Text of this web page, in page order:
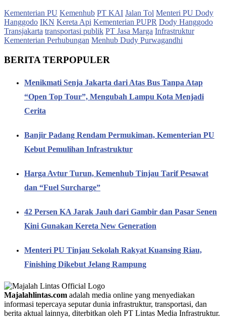
Kementerian PU Kemenhub PT KAI Jalan Tol Menteri PU Dody
Hanggodo IKN Kereta Api Kementerian PUPR Dody Hanggodo
Transjakarta transportasi publik PT Jasa Marga Infrastruktur
Kementerian Perhubungan Menhub Dudy Purwagandhi
BERITA TERPOPULER
Menikmati Senja Jakarta dari Atas Bus Tanpa Atap
“Open Top Tour”, Mengubah Lampu Kota Menjadi
Cerita
Banjir Padang Rendam Permukiman, Kementerian PU
Kebut Pemulihan Infrastruktur
Harga Avtur Turun, Kemenhub Tinjau Tarif Pesawat
dan “Fuel Surcharge”
42 Persen KA Jarak Jauh dari Gambir dan Pasar Senen
Kini Gunakan Kereta New Generation
Menteri PU Tinjau Sekolah Rakyat Kuansing Riau,
Finishing Dikebut Jelang Rampung
Majalahlintas.com adalah media online yang menyediakan
informasi tepercaya seputar dunia infrastruktur, transportasi, dan
berita aktual lainnya, diterbitkan oleh PT Lintas Media Infrastruktur.